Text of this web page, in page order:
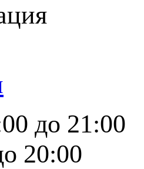
до 21:00
20:00